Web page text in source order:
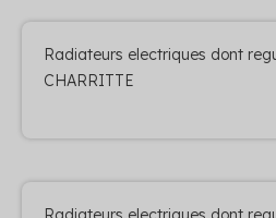
Radiateurs electriques dont
CHARRITTE